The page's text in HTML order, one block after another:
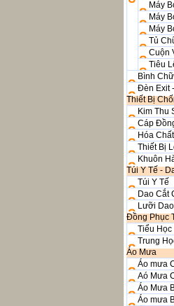
Máy
Máy
Máy
Tủ
Cuộn
Tiêu
Bình
Đèn Exit
Thiết Bị
Kim Thu
Cáp
Hóa
Thiết Bị
Khuôn
Túi Y Tế -
Túi Y Tế
Dao Cắt
Lưỡi
Đồng Phục
Tiểu Học
Trung
Áo Mưa
Áo mưa
Aó Mưa
Áo Mưa
Áo mưa